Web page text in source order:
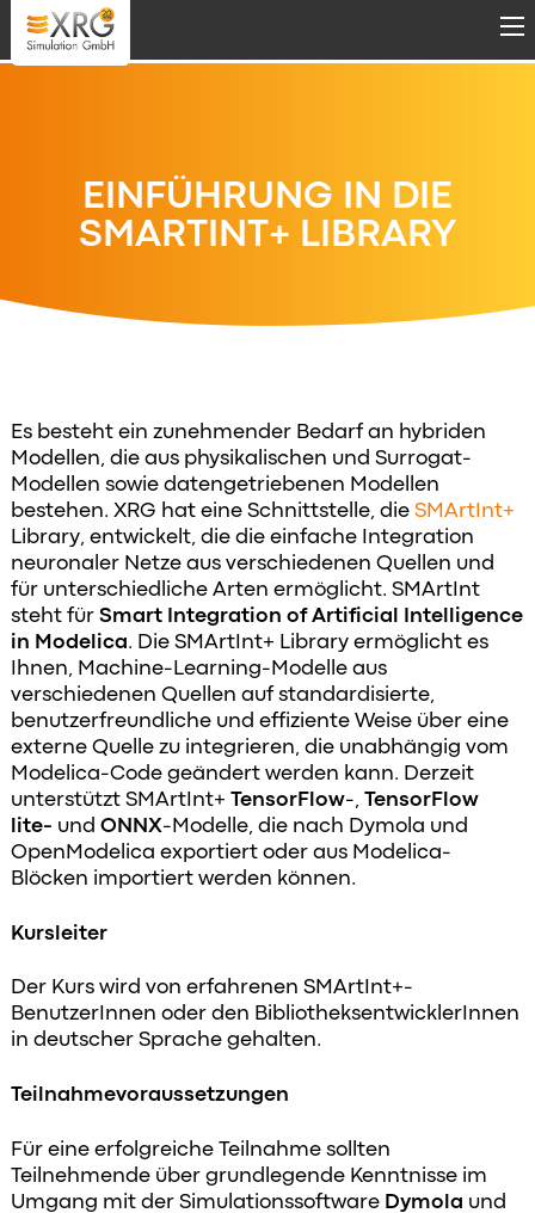
Direkt zum Inhalt
EINFÜHRUNG IN DIE
SMARTINT+ LIBRARY
Es besteht ein zunehmender Bedarf an hybriden
Modellen, die aus physikalischen und Surrogat-
Modellen sowie datengetriebenen Modellen
bestehen. XRG hat eine Schnittstelle, die SMArtInt+
Library, entwickelt, die die einfache Integration
neuronaler Netze aus verschiedenen Quellen und
für unterschiedliche Arten ermöglicht. SMArtInt
steht für Smart Integration of Artificial Intelligence
in Modelica. Die SMArtInt+ Library ermöglicht es
Ihnen, Machine-Learning-Modelle aus
verschiedenen Quellen auf standardisierte,
benutzerfreundliche und effiziente Weise über eine
externe Quelle zu integrieren, die unabhängig vom
Modelica-Code geändert werden kann. Derzeit
unterstützt SMArtInt+
TensorFlow-,
TensorFlow
lite- und ONNX-Modelle, die nach Dymola und
OpenModelica exportiert oder aus Modelica-
Blöcken importiert werden können.
Kursleiter
Der Kurs wird von erfahrenen SMArtInt+-
BenutzerInnen oder den BibliotheksentwicklerInnen
in deutscher Sprache gehalten.
Teilnahmevoraussetzungen
Für eine erfolgreiche Teilnahme sollten
Teilnehmende über grundlegende Kenntnisse im
Umgang mit der Simulationssoftware Dymola und